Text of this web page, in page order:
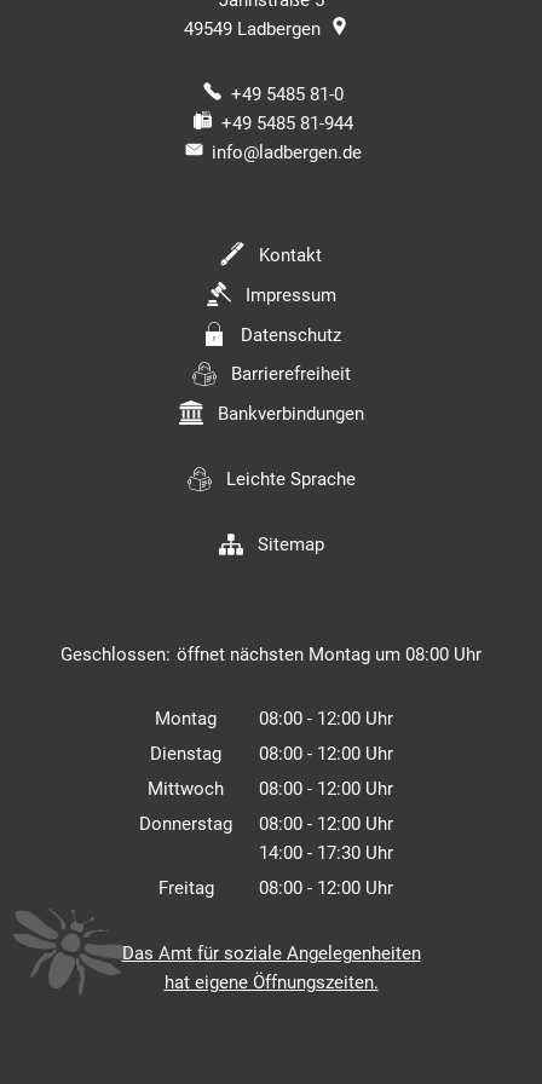
49549 Ladbergen
+49 5485 81-0
+49 5485 81-944
info@ladbergen.de
Kontakt
Impressum
Datenschutz
Barrierefreiheit
Bankverbindungen
Leichte Sprache
Sitemap
Klicken, um weitere Öffnungs- oder Schließzeiten
Geschlossen: öffnet nächsten Montag um 08:00 Uhr
Montag 08:00- 12:00Uhr
Von 08:00 bis 12:00 Uhr
Dienstag 08:00- 12:00Uhr
Von 08:00 bis 12:00 Uhr
Mittwoch 08:00- 12:00Uhr
Von 08:00 bis 12:00 Uhr
Donnerstag 08:00- 12:00Uhr
Von 08:00 bis 12:00 Uhr
14:00- 17:30Uhr
Von 14:00 bis 17:30 Uhr
Freitag 08:00- 12:00Uhr
Das Amt für soziale Angelegenheiten
hat eigene Öffnungszeiten.